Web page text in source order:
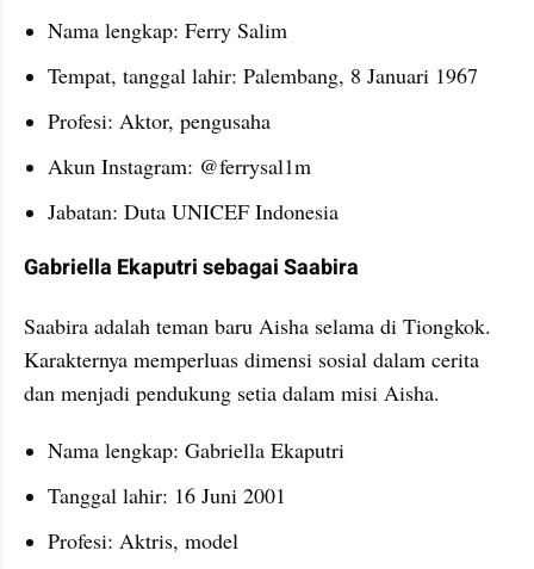
Nama lengkap: Ferry Salim
Tempat, tanggal lahir: Palembang, 8 Januari 1967
Profesi: Aktor, pengusaha
Akun Instagram: @ferrysal1m
Jabatan: Duta UNICEF Indonesia
Gabriella Ekaputri sebagai Saabira
Saabira adalah teman baru Aisha selama di Tiongkok.
Karakternya memperluas dimensi sosial dalam cerita
dan menjadi pendukung setia dalam misi Aisha.
Nama lengkap: Gabriella Ekaputri
Tanggal lahir: 16 Juni 2001
Profesi: Aktris, model